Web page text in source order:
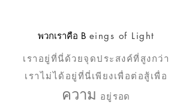
พวกเราคือ B eings of Light
เราอยู่ที่นี่ด้วยจุดประสงค์ที่สูงกว่า
เราไม่ได้อยู่ที่นี่เพียงเพื่อต่อสู้เพื่อ
ความ อยู่ รอด